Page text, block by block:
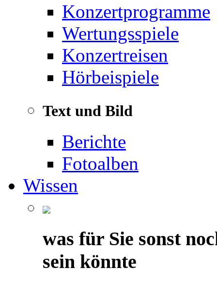
Konzertprogramme
Wertungsspiele
Konzertreisen
Hörbeispiele
Text und Bild
Berichte
Fotoalben
Wissen
was für Sie sonst
sein könnte